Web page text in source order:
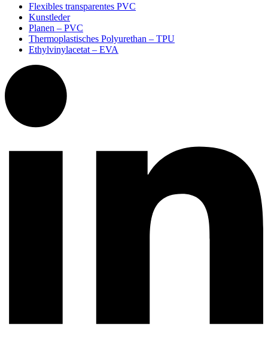
Flexibles transparentes PVC
Kunstleder
Planen – PVC
Thermoplastisches Polyurethan – TPU
Ethylvinylacetat – EVA